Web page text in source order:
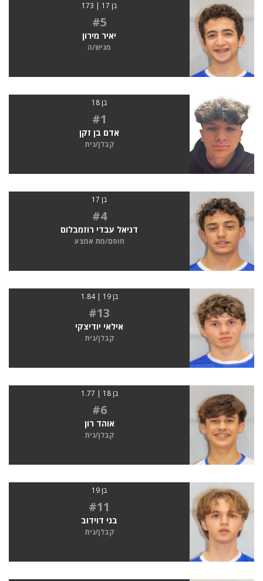
בן 17 | 173
#5
יאיר מירון
מגיש/ה
בן 18
#1
אדם בן זקן
קבלן/נית
בן 17
#4
דניאל עבדי רוזמבלום
חוסם/מת אמצע
בן 19 | 1.84
#13
אילאי יודיצקי
קבלן/נית
בן 18 | 1.77
#6
אוהד רון
קבלן/נית
בן 19
#11
בני דוידוב
קבלן/נית